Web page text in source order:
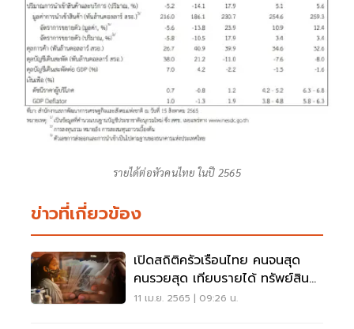
รายได้ต่อหัวคนไทย ในปี 2565
ข่าวที่เกี่ยวข้อง
เปิดสถิติครัวเรือนไทย คนจนสุด
คนรวยสุด เทียบรายได้ ทรัพย์สิน
ห่างกันกี่เท่า
11 เม.ย. 2565 | 09:26 น.